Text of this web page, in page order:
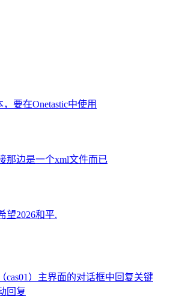
，要在Onetastic中使用
那边是一个xml文件而已
望2026和平.
cas01）主界面的对话框中回复关键
回复